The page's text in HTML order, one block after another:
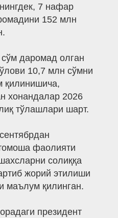
7 нафар
152 млн
даромад олган
10,7 млн сўмни
қилинишича,
хонандалар 2026
тўлашлари шарт.
фаолияти
солиққа
жорий этилиши
маълум қилинган.
президент